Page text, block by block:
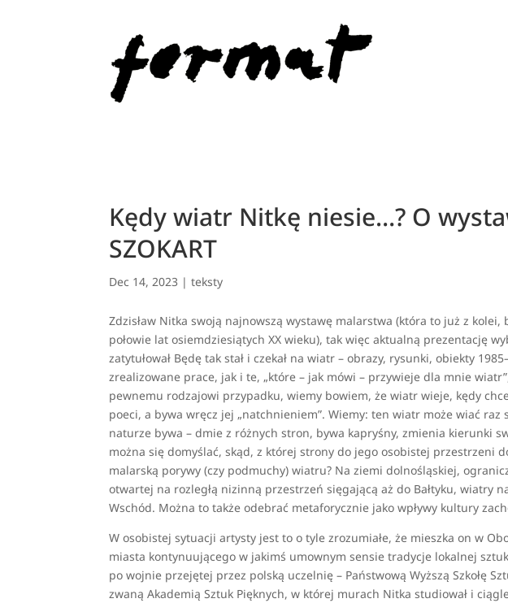
Kędy wiatr Nitkę niesie…? O
SZOKART
Dec 14, 2023 |teksty
Zdzisław Nitka swoją najnowszą wystawę malarstwa (która to już z
połowie lat osiemdziesiątych XX wieku), tak więc aktualną prezentację
zatytułował Będę tak stał i czekał na wiatr – obrazy, rysunki, obiekty
zrealizowane prace, jak i te, „które – jak mówi – przywieje dla mnie
pewnemu rodzajowi przypadku, wiemy bowiem, że wiatr wieje, kędy
poeci, a bywa wręcz jej „natchnieniem”. Wiemy: ten wiatr może wiać
naturze bywa – dmie z różnych stron, bywa kapryśny, zmienia kierunki
można się domyślać, skąd, z której strony do jego osobistej przestrzeni
malarską porywy (czy podmuchy) wiatru? Na ziemi dolnośląskiej,
otwartej na rozległą nizinną przestrzeń sięgającą aż do Bałtyku, wiatry
Wschód. Można to także odebrać metaforycznie jako wpływy kultury
W osobistej sytuacji artysty jest to o tyle zrozumiałe, że mieszka on w
miasta kontynuującego w jakimś umownym sensie tradycje lokalnej
po wojnie przejętej przez polską uczelnię – Państwową Wyższą Szkołę
zwaną Akademią Sztuk Pięknych, w której murach Nitka studiował i